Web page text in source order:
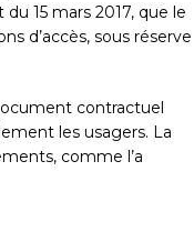
15 mars 2017, que le
d’accès, sous réserve
contractuel
les usagers. La
comme l’a